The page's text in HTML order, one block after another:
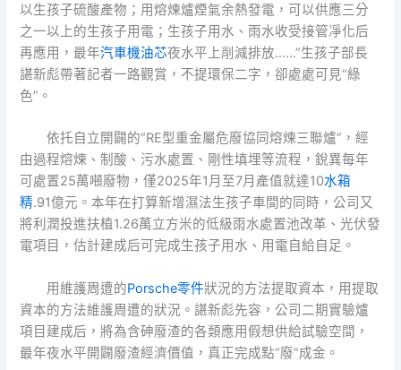
以生孩子硫酸產物；用熔煉爐煙氣余熱發電，可以供應三分
之一以上的生孩子用電；生孩子用水、雨水收受接管凈化后
再應用，最年汽車機油芯夜水平上削減排放……”生孩子部長
諶新彪帶著記者一路觀賞，不提環保二字，卻處處可見“綠
色”。
依托自立開闢的“RE型重金屬危廢協同熔煉三聯爐”，經
由過程熔煉、制酸、污水處置、剛性填埋等流程，銳異每年
可處置25萬噸廢物，僅2025年1月至7月產值就達10水箱
精.91億元。本年在打算新增濕法生孩子車間的同時，公司又
將利潤投進扶植1.26萬立方米的低級雨水處置池改革、光伏發
電項目，估計建成后可完成生孩子用水、用電自給自足。
用維護周遭的Porsche零件狀況的方法提取資本，用提取
資本的方法維護周遭的狀況。諶新彪先容，公司二期實驗爐
項目建成后，將為含砷廢渣的各類應用假想供給試驗空間，
最年夜水平開闢廢渣經濟價值，真正完成點“廢”成金。